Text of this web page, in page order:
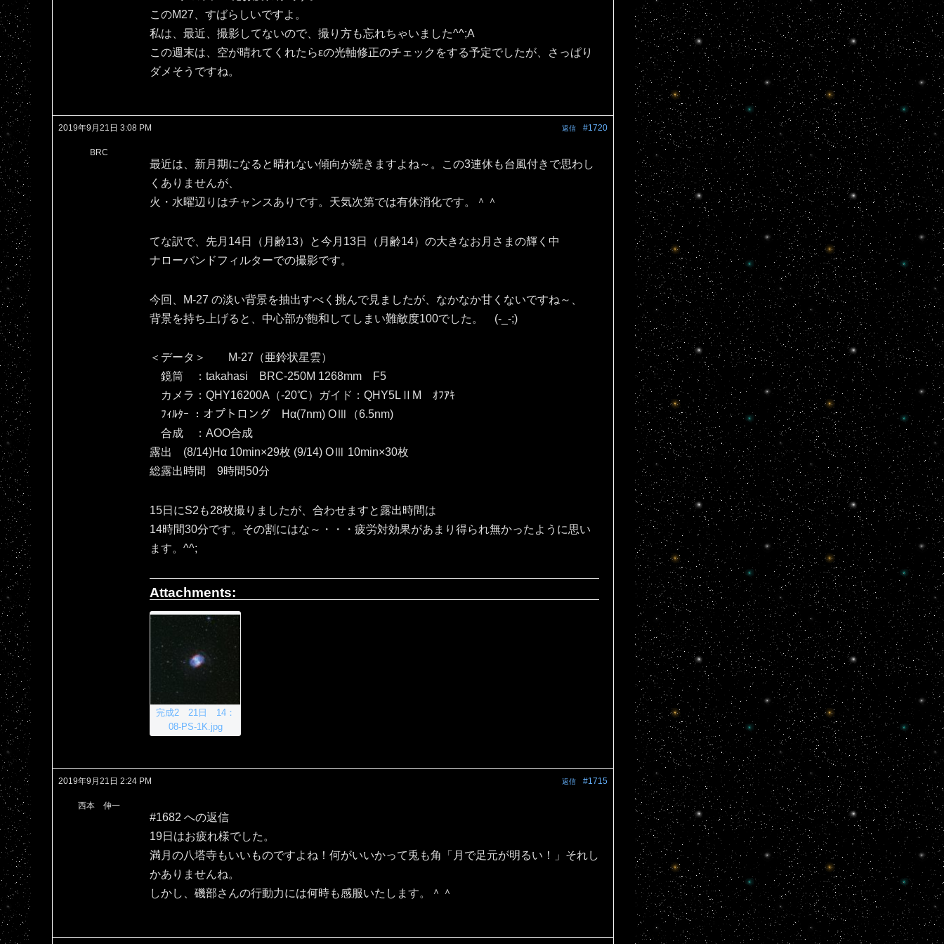
このM27、すばらしいですよ。
私は、最近、撮影してないので、撮り方も忘れちゃいました^^;A
この週末は、空が晴れてくれたらεの光軸修正のチェックをする予定でしたが、さっぱり
ダメそうですね。
2019年9月21日 3:08 PM #1720
返信
BRC
最近は、新月期になると晴れない傾向が続きますよね～。この3連休も台風付きで思わし
くありませんが、
火・水曜辺りはチャンスありです。天気次第では有休消化です。＾＾
てな訳で、先月14日（月齢13）と今月13日（月齢14）の大きなお月さまの輝く中
ナローバンドフィルターでの撮影です。
今回、M-27 の淡い背景を抽出すべく挑んで見ましたが、なかなか甘くないですね～、
背景を持ち上げると、中心部が飽和してしまい難敵度100でした。 (-_-;)
＜データ＞ M-27（亜鈴状星雲）
鏡筒 ：takahasi BRC-250M 1268mm F5
カメラ：QHY16200A（‐20℃）ガイド：QHY5LⅡM ｵﾌｱｷ
ﾌｨﾙﾀｰ ：オプトロング Hα(7nm) OⅢ（6.5nm)
合成 ：AOO合成
露出 (8/14)Hα 10min×29枚 (9/14) OⅢ 10min×30枚
総露出時間 9時間50分
15日にS2も28枚撮りましたが、合わせますと露出時間は
14時間30分です。その割にはな～・・・疲労対効果があまり得られ無かったように思い
ます。^^;
Attachments:
完成2 21日 14：
08-PS-1K.jpg
2019年9月21日 2:24 PM #1715
返信
西本 伸一
#1682 への返信
19日はお疲れ様でした。
満月の八塔寺もいいものですよね！何がいいかって兎も角「月で足元が明るい！」それし
かありませんね。
しかし、磯部さんの行動力には何時も感服いたします。＾＾